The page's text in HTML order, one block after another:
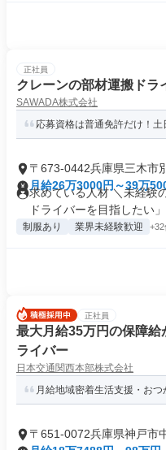
正社員
クレーンの部材運搬ドラ
SAWADA株式会社
応募資格は普通免許だけ！
〒673-0442兵庫県三木市
月給26万3000円～39万
求めている人材 ＼未経験
ドライバーを目指したい」
制服あり 業界未経験歓迎 +32
正社員
最大月給35万円の保障
ライバー
日本交通関西本部株式会社
月給地域密着生活支援・おつ
〒651-0072兵庫県神戸市